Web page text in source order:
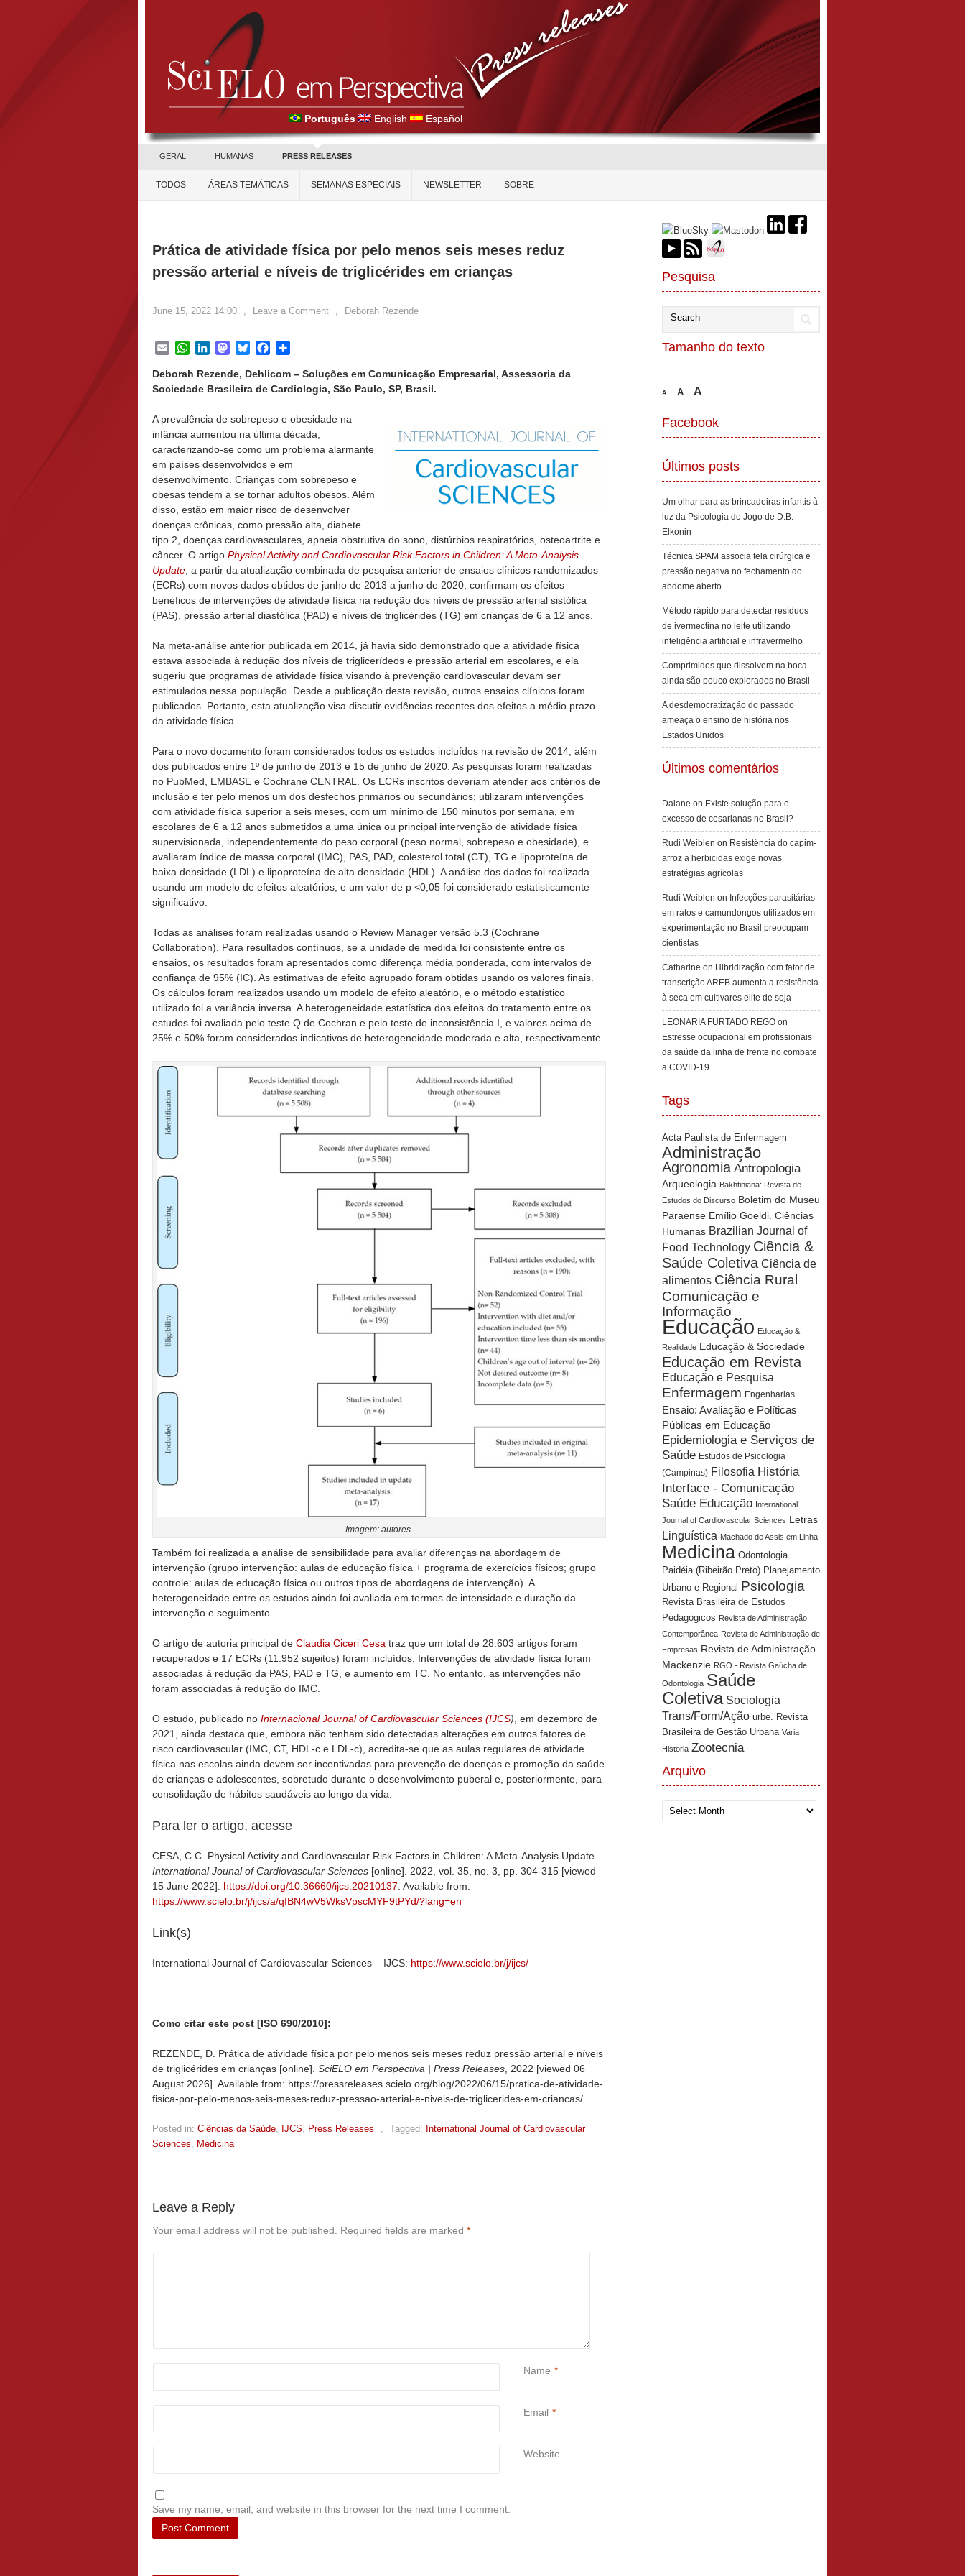
Português English Español
GERAL HUMANAS PRESS RELEASES
TODOS ÁREAS TEMÁTICAS SEMANAS ESPECIAIS NEWSLETTER SOBRE
Prática de atividade física por pelo menos seis meses reduz
pressão arterial e níveis de triglicérides em crianças
June 15, 2022 14:00 , Leave a Comment , Deborah Rezende
EmailWhatsApp
LinkedInMastodon
BlueskyFacebook
Deborah Rezende, Dehlicom – Soluções em Comunicação Empresarial, Assessoria da
Sociedade Brasileira de Cardiologia, São Paulo, SP, Brasil.
A prevalência de sobrepeso e obesidade na
infância aumentou na última década,
caracterizando-se como um problema alarmante
em países desenvolvidos e em
desenvolvimento. Crianças com sobrepeso e
obesas tendem a se tornar adultos obesos. Além
disso, estão em maior risco de desenvolver
doenças crônicas, como pressão alta, diabete
tipo 2, doenças cardiovasculares, apneia obstrutiva do sono, distúrbios respiratórios, osteoartrite e
câncer. O artigo Physical Activity and Cardiovascular Risk Factors in Children: A Meta-Analysis
Update , a partir da atualização combinada de pesquisa anterior de ensaios clínicos randomizados
(ECRs) com novos dados obtidos de junho de 2013 a junho de 2020, confirmam os efeitos
benéficos de intervenções de atividade física na redução dos níveis de pressão arterial sistólica
(PAS), pressão arterial diastólica (PAD) e níveis de triglicérides (TG) em crianças de 6 a 12 anos.
Na meta-análise anterior publicada em 2014, já havia sido demonstrado que a atividade física
estava associada à redução dos níveis de triglicerídeos e pressão arterial em escolares, e ela
sugeriu que programas de atividade física visando à prevenção cardiovascular devam ser
estimulados nessa população. Desde a publicação desta revisão, outros ensaios clínicos foram
publicados. Portanto, esta atualização visa discutir evidências recentes dos efeitos a médio prazo
da atividade física.
Para o novo documento foram considerados todos os estudos incluídos na revisão de 2014, além
dos publicados entre 1º de junho de 2013 e 15 de junho de 2020. As pesquisas foram realizadas
no PubMed, EMBASE e Cochrane CENTRAL. Os ECRs inscritos deveriam atender aos critérios de
inclusão e ter pelo menos um dos desfechos primários ou secundários; utilizaram intervenções
com atividade física superior a seis meses, com um mínimo de 150 minutos por semana, em
escolares de 6 a 12 anos submetidos a uma única ou principal intervenção de atividade física
supervisionada, independentemente do peso corporal (peso normal, sobrepeso e obesidade), e
avaliaram índice de massa corporal (IMC), PAS, PAD, colesterol total (CT), TG e lipoproteína de
baixa densidade (LDL) e lipoproteína de alta densidade (HDL). A análise dos dados foi realizada
usando um modelo de efeitos aleatórios, e um valor de p <0,05 foi considerado estatisticamente
significativo.
Todas as análises foram realizadas usando o Review Manager versão 5.3 (Cochrane
Collaboration). Para resultados contínuos, se a unidade de medida foi consistente entre os
ensaios, os resultados foram apresentados como diferença média ponderada, com intervalos de
confiança de 95% (IC). As estimativas de efeito agrupado foram obtidas usando os valores finais.
Os cálculos foram realizados usando um modelo de efeito aleatório, e o método estatístico
utilizado foi a variância inversa. A heterogeneidade estatística dos efeitos do tratamento entre os
estudos foi avaliada pelo teste Q de Cochran e pelo teste de inconsistência I, e valores acima de
25% e 50% foram considerados indicativos de heterogeneidade moderada e alta, respectivamente.
Imagem: autores.
Também foi realizada a análise de sensibilidade para avaliar diferenças na abordagem de
intervenção (grupo intervenção: aulas de educação física + programa de exercícios físicos; grupo
controle: aulas de educação física ou outros tipos de abordagens de intervenção). A
heterogeneidade entre os estudos ainda foi avaliada em termos de intensidade e duração da
intervenção e seguimento.
O artigo de autoria principal de Claudia Ciceri Cesa traz que um total de 28.603 artigos foram
recuperados e 17 ECRs (11.952 sujeitos) foram incluídos. Intervenções de atividade física foram
associadas à redução da PAS, PAD e TG, e aumento em TC. No entanto, as intervenções não
foram associadas à redução do IMC.
O estudo, publicado no Internacional Journal of Cardiovascular Sciences (IJCS) , em dezembro de
2021, ainda destaca que, embora não tenham sido detectadas alterações em outros fatores de
risco cardiovascular (IMC, CT, HDL-c e LDL-c), acredita-se que as aulas regulares de atividade
física nas escolas ainda devem ser incentivadas para prevenção de doenças e promoção da saúde
de crianças e adolescentes, sobretudo durante o desenvolvimento puberal e, posteriormente, para
consolidação de hábitos saudáveis ao longo da vida.
Para ler o artigo, acesse
CESA, C.C. Physical Activity and Cardiovascular Risk Factors in Children: A Meta-Analysis Update.
International Jounal of Cardiovascular Sciences [online]. 2022, vol. 35, no. 3, pp. 304-315 [viewed
15 June 2022]. https://doi.org/10.36660/ijcs.20210137 . Available from:
https://www.scielo.br/j/ijcs/a/qfBN4wV5WksVpscMYF9tPYd/?lang=en
Link(s)
International Journal of Cardiovascular Sciences – IJCS: https://www.scielo.br/j/ijcs/
Como citar este post [ISO 690/2010]:
REZENDE, D. Prática de atividade física por pelo menos seis meses reduz pressão arterial e níveis
de triglicérides em crianças [online]. SciELO em Perspectiva | Press Releases , 2022 [viewed 06
August 2026]. Available from: https://pressreleases.scielo.org/blog/2022/06/15/pratica-de-atividade-
fisica-por-pelo-menos-seis-meses-reduz-pressao-arterial-e-niveis-de-triglicerides-em-criancas/
Posted in: Ciências da Saúde IJCS Press Releases Tagged: International Journal of Cardiovascular
Sciences
Medicina
Leave a Reply
Your email address will not be published. Required fields are marked *
Name *
Email *
Website
Save my name, email, and website in this browser for the next time I comment.
Pesquisa
Tamanho do texto
A A A
Facebook
Últimos posts
Um olhar para as brincadeiras infantis à
luz da Psicologia do Jogo de D.B.
Elkonin
Técnica SPAM associa tela cirúrgica e
pressão negativa no fechamento do
abdome aberto
Método rápido para detectar resíduos
de ivermectina no leite utilizando
inteligência artificial e infravermelho
Comprimidos que dissolvem na boca
ainda são pouco explorados no Brasil
A desdemocratização do passado
ameaça o ensino de história nos
Estados Unidos
Últimos comentários
Daiane on Existe solução para o
excesso de cesarianas no Brasil?
Rudi Weiblen on Resistência do capim-
arroz a herbicidas exige novas
estratégias agrícolas
Rudi Weiblen on Infecções parasitárias
em ratos e camundongos utilizados em
experimentação no Brasil preocupam
cientistas
Catharine on Hibridização com fator de
transcrição AREB aumenta a resistência
à seca em cultivares elite de soja
LEONARIA FURTADO REGO on
Estresse ocupacional em profissionais
da saúde da linha de frente no combate
a COVID-19
Tags
Acta Paulista de Enfermagem
Administração
Agronomia Antropologia
Arqueologia Bakhtiniana: Revista de
Estudos do Discurso Boletim do Museu
Paraense Emílio Goeldi. Ciências
Humanas Brazilian Journal of
Food Technology Ciência &
Saúde Coletiva Ciência de
alimentos Ciência Rural
Comunicação e
Informação
Educação Educação &
Realidade Educação & Sociedade
Educação em Revista
Educação e Pesquisa
Enfermagem Engenharias
Ensaio: Avaliação e Políticas
Públicas em Educação
Epidemiologia e Serviços de
Saúde Estudos de Psicologia
(Campinas) Filosofia História
Interface - Comunicação
Saúde Educação International
Journal of Cardiovascular Sciences Letras
Linguística Machado de Assis em Linha
Medicina Odontologia
Paidéia (Ribeirão Preto) Planejamento
Urbano e Regional Psicologia
Revista Brasileira de Estudos
Pedagógicos Revista de Administração
Contemporânea Revista de Administração de
Empresas Revista de Administração
Mackenzie RGO - Revista Gaúcha de
Odontologia Saúde
Coletiva Sociologia
Trans/Form/Ação urbe. Revista
Brasileira de Gestão Urbana Varia
Historia Zootecnia
Arquivo
Arquivo